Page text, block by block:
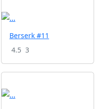
Berserk #11
4.5 3